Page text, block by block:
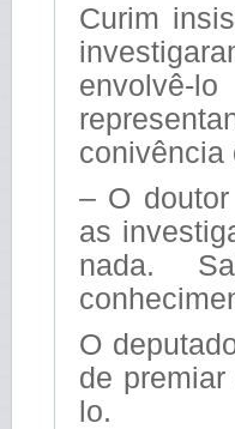
Curim
envolvê-
conivência
– O
as
nada.
O
de
lo.